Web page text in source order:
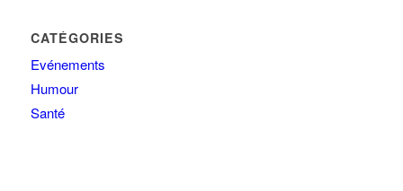
CATÉGORIES
Evénements
Humour
Santé